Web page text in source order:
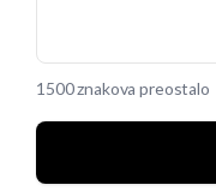
1500 znakova preostalo